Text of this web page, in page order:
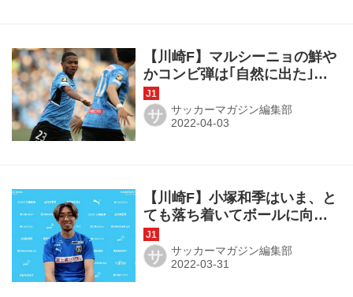
【川崎F】マルシーニョの鮮や
かコンビ弾は｢自然に出た｣。
だが惨敗に「言葉にするのは
難しい」
サ サッカーマガジン編集部
【川崎F】小塚和季はいま、と
ても落ち着いてボールに向き
合っている。なぜなら「戦え
るようになっている」から
サ サッカーマガジン編集部